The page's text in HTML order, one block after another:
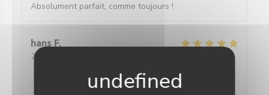
Absolument parfait, comme toujours !
hans F
2026-05-27